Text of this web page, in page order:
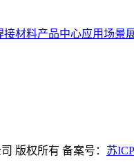
接材料产品中心应用场景
版权所有 备案号： 苏